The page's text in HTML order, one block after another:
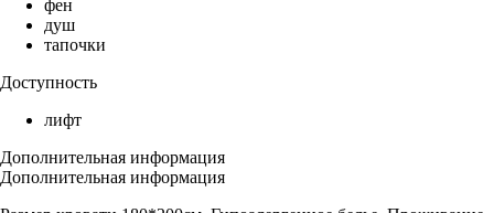
фен
душ
тапочки
Доступность
лифт
Дополнительная информация
Дополнительная информация